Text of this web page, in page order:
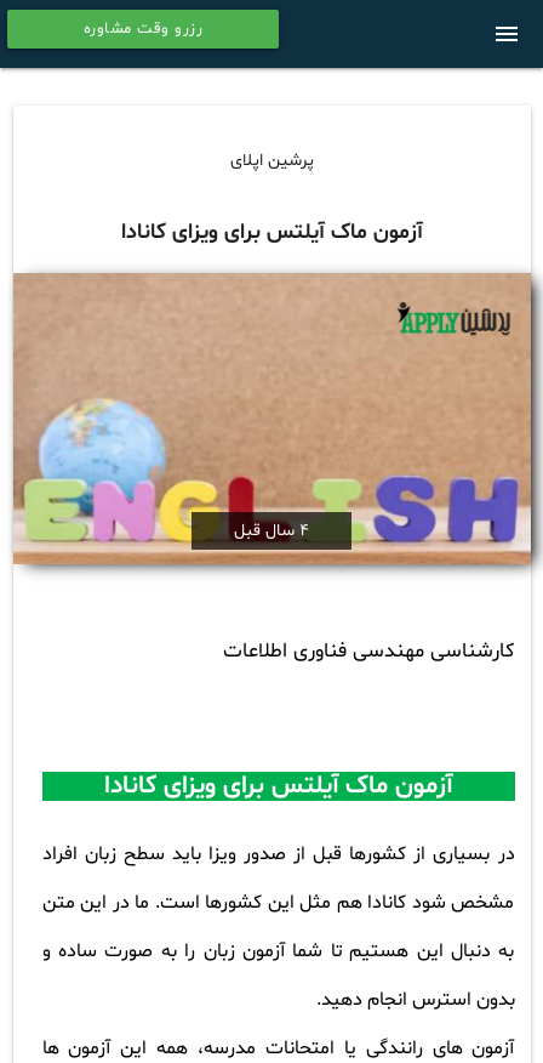
رزرو وقت مشاوره menu
پرشین اپلای
آزمون ماک آیلتس برای ویزای کانادا
4 سال قبل
کارشناسی مهندسی فناوری اطلاعات
آزمون ماک آیلتس برای ویزای کانادا
در بسیاری از کشورها قبل از صدور ویزا باید سطح زبان افراد
مشخص شود کانادا هم مثل این کشورها است. ما در این متن
به دنبال این هستیم تا شما آزمون زبان را به صورت ساده و
بدون استرس انجام دهید.
آزمون های رانندگی یا امتحانات مدرسه، همه این آزمون ها